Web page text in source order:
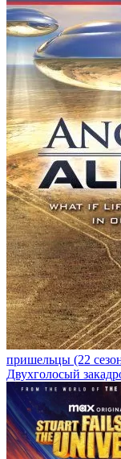
пришельцы (22
Двухголосый